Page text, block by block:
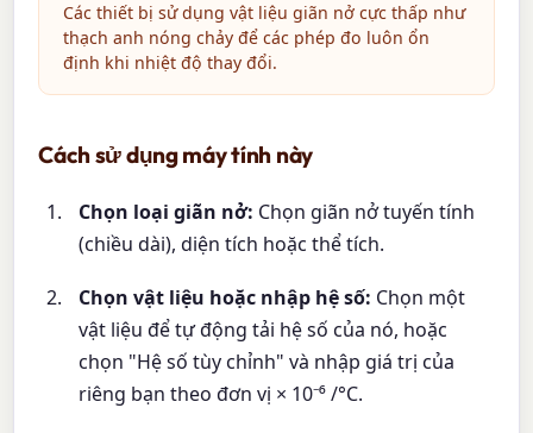
Các thiết bị sử dụng vật liệu giãn nở cực thấp như
thạch anh nóng chảy để các phép đo luôn ổn
định khi nhiệt độ thay đổi.
Cách sử dụng máy tính này
Chọn loại giãn nở: Chọn giãn nở tuyến tính
(chiều dài), diện tích hoặc thể tích.
Chọn vật liệu hoặc nhập hệ số: Chọn một
vật liệu để tự động tải hệ số của nó, hoặc
chọn "Hệ số tùy chỉnh" và nhập giá trị của
riêng bạn theo đơn vị × 10⁻⁶ /°C.